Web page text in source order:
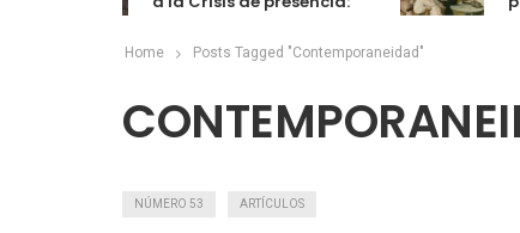
entretenimiento
Home Posts Tagged "Contemporaneidad"
NÚMERO 53 ARTÍCULOS